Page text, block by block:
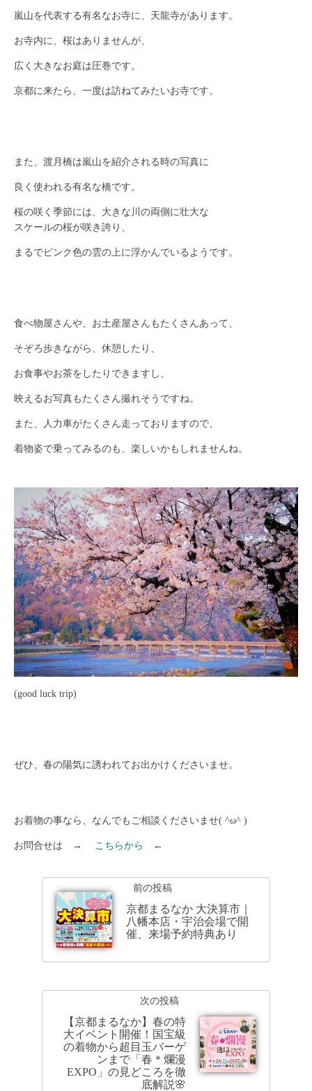
嵐山を代表する有名なお寺に、天龍寺があります。
お寺内に、桜はありませんが、
広く大きなお庭は圧巻です。
京都に来たら、一度は訪ねてみたいお寺です。
また、渡月橋は嵐山を紹介される時の写真に
良く使われる有名な橋です。
桜の咲く季節には、大きな川の両側に壮大な
スケールの桜が咲き誇り、
まるでピンク色の雲の上に浮かんでいるようです。
食べ物屋さんや、お土産屋さんもたくさんあって、
そぞろ歩きながら、休憩したり、
お食事やお茶をしたりできますし、
映えるお写真もたくさん撮れそうですね。
また、人力車がたくさん走っておりますので、
着物姿で乗ってみるのも、楽しいかもしれませんね。
(good luck trip)
ぜひ、春の陽気に誘われてお出かけくださいませ。
お着物の事なら、なんでもご相談くださいませ( ^ω^ )
お問合せは → こちらから ←
前の投稿
京都まるなか 大決算市｜
八幡本店・宇治会場で開
催、来場予約特典あり
次の投稿
【京都まるなか】春の特
大イベント開催！国宝級
の着物から超目玉バーゲ
ンまで「春＊爛漫
EXPO」の見どころを徹
底解説🌸